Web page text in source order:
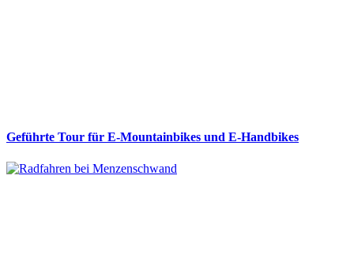
Geführte Tour für E-Mountainbikes und E-Handbikes